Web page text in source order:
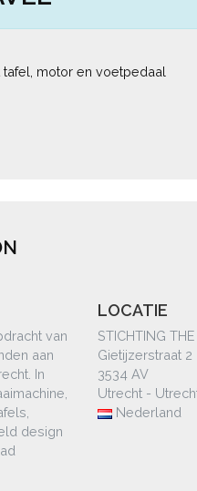
motor en voetpedaal
van
aan
In
design
LOCATIE
STICHTING
Gietijzerstraat 2
3534 AV
Utrecht -
Nederland